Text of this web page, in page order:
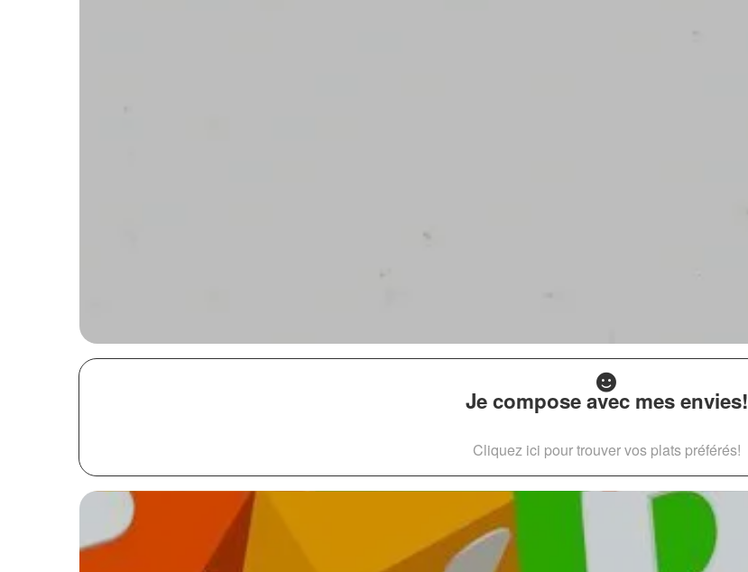
Je compose avec mes envies!
Cliquez ici pour trouver vos plats préférés!